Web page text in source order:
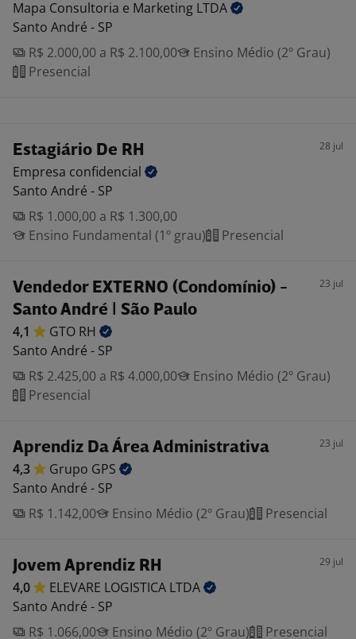
Mapa Consultoria e Marketing LTDA
Santo André - SP
R$ 2.000,00 a R$ 2.100,00
Ensino Médio (2º Grau)
Presencial
Estagiário De RH 28 jul
Empresa confidencial
Santo André - SP
R$ 1.000,00 a R$ 1.300,00
Ensino Fundamental (1º grau)
Presencial
Vendedor EXTERNO (Condomínio) -
Santo André | São Paulo
23 jul
4,1 GTO RH
Santo André - SP
R$ 2.425,00 a R$ 4.000,00
Ensino Médio (2º Grau)
Presencial
Aprendiz Da Área Administrativa 23 jul
4,3 Grupo GPS
Santo André - SP
R$ 1.142,00
Ensino Médio (2º Grau) Presencial
Jovem Aprendiz RH 29 jul
4,0 ELEVARE LOGISTICA LTDA
Santo André - SP
R$ 1.066,00
Ensino Médio (2º Grau) Presencial